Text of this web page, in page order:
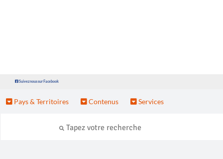
Suivez nous sur Facebook
Pays & Territoires Contenus Services